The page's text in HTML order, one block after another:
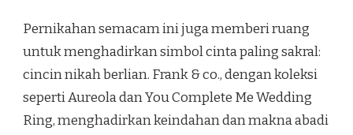
Pernikahan semacam ini juga memberi ruang
untuk menghadirkan simbol cinta paling sakral:
cincin nikah berlian. Frank & co., dengan koleksi
seperti Aureola dan You Complete Me Wedding
Ring, menghadirkan keindahan dan makna abadi